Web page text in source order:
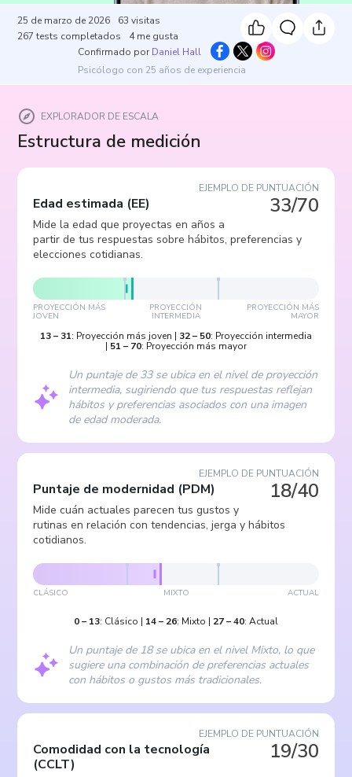
25 de marzo de 2026 63 visitas
267 tests completados 4 me gusta
Confirmado por Daniel Hall
Psicólogo con 25 años de experiencia
EXPLORADOR DE ESCALA
Estructura de medición
EJEMPLO DE PUNTUACIÓN
33/70
Edad estimada (EE)
Mide la edad que proyectas en años a
partir de tus respuestas sobre hábitos, preferencias y
elecciones cotidianas.
PROYECCIÓN MÁS
JOVEN
PROYECCIÓN
INTERMEDIA
PROYECCIÓN MÁS
MAYOR
13– 31: Proyección más joven | 32– 50: Proyección intermedia
| 51 – 70: Proyección más mayor
Un puntaje de 33 se ubica en el nivel de proyección
intermedia, sugiriendo que tus respuestas reflejan
hábitos y preferencias asociados con una imagen
de edad moderada.
EJEMPLO DE PUNTUACIÓN
18/40
Puntaje de modernidad (PDM)
Mide cuán actuales parecen tus gustos y
rutinas en relación con tendencias, jerga y hábitos
cotidianos.
CLÁSICO MIXTO ACTUAL
0– 13: Clásico | 14– 26: Mixto | 27–40: Actual
Un puntaje de 18 se ubica en el nivel Mixto, lo que
sugiere una combinación de preferencias actuales
con hábitos o gustos más tradicionales.
EJEMPLO DE PUNTUACIÓN
19/30
Comodidad con la tecnología
(CCLT)